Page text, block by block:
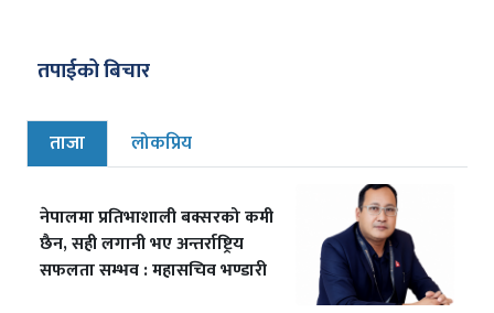
तपाईको बिचार
ताजा लोकप्रिय
नेपालमा प्रतिभाशाली बक्सरको कमी
छैन, सही लगानी भए अन्तर्राष्ट्रिय
सफलता सम्भव : महासचिव भण्डारी